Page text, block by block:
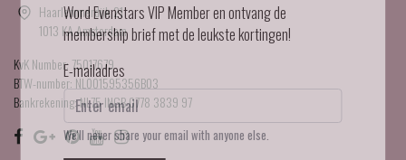
Haarlemmerdijk 21
1013 KA Amsterdam
KvK Number: 75017679
BTW-number: NL001595356B03
Bankrekening: NL75 INGB 0778 3839 97
Word Evenstars VIP Member en ontvang de
membership brief met de leukste kortingen!
E-mailadres
We'll never share your email with anyone else.